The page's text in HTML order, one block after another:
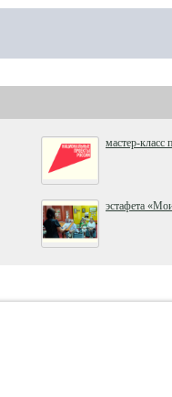
мастер-класс
эстафета